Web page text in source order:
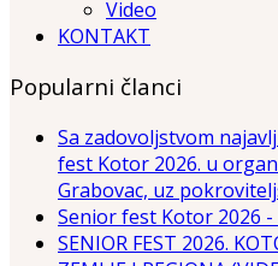
Video
KONTAKT
Popularni članci
Sa zadovoljstvom
fest Kotor 2026. u
Grabovac, uz
Senior fest Kotor 2026 -
SENIOR FEST 2026.